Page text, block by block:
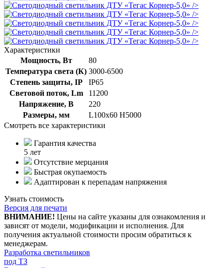
/>
/>
/>
/>
/>
Характеристики
Мощность, Вт
80
Температура света (К) 3000-6500
Степень защиты, IP
IP65
Световой поток, Lm
11200
Напряжение, В
220
Размеры, мм
L100x60 H5000
Смотреть все характеристики
Гарантия качества
5 лет
Отсутствие мерцания
Быстрая окупаемость
Адаптирован к перепадам напряжения
Узнать стоимость
Версия для печати
ВНИМАНИЕ! Цены на сайте указаны для ознакомления и
зависят от модели, модификации и исполнения. Для
получения актуальной стоимости просим обратиться к
менеджерам.
Разработка светильников
под ТЗ